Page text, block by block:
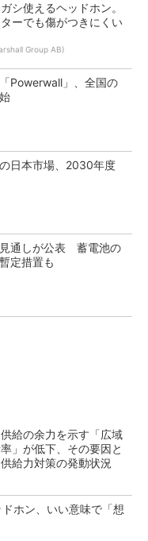
シ使えるヘッドホン。
ーでも傷がつきにくい
Group AB)
Powerwall」、全国の
日本市場、2030年度
通しが公表 蓄電池の
定措置も
給の余力を示す「広域
」が低下、その要因と
給力対策の発動状況
ホン、いい意味で「想